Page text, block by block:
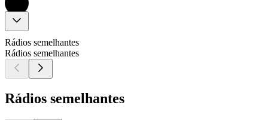
Rádios semelhantes
Rádios semelhantes
Rádios semelhantes